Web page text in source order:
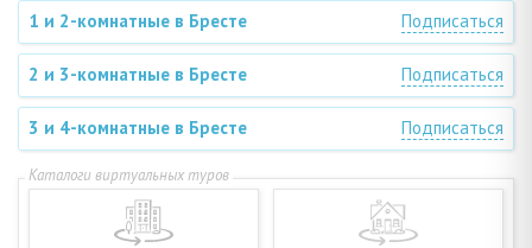
1 и 2-комнатные в Бресте Подписаться
2 и 3-комнатные в Бресте Подписаться
3 и 4-комнатные в Бресте Подписаться